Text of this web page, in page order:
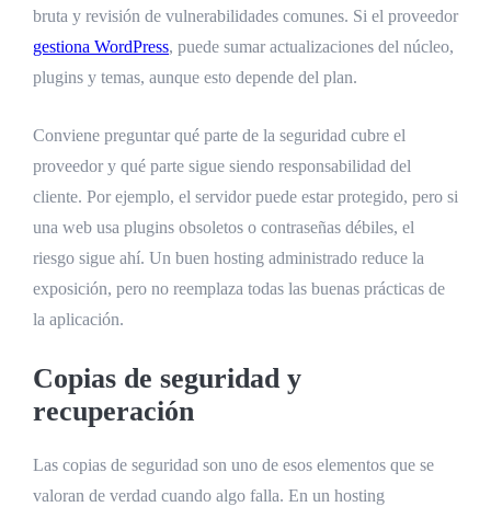
bruta y revisión de vulnerabilidades comunes. Si el proveedor
gestiona WordPress, puede sumar actualizaciones del núcleo,
plugins y temas, aunque esto depende del plan.
Conviene preguntar qué parte de la seguridad cubre el
proveedor y qué parte sigue siendo responsabilidad del
cliente. Por ejemplo, el servidor puede estar protegido, pero si
una web usa plugins obsoletos o contraseñas débiles, el
riesgo sigue ahí. Un buen hosting administrado reduce la
exposición, pero no reemplaza todas las buenas prácticas de
la aplicación.
Copias de seguridad y
recuperación
Las copias de seguridad son uno de esos elementos que se
valoran de verdad cuando algo falla. En un hosting